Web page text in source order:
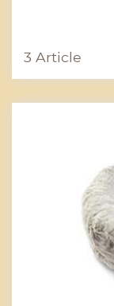
3 Article